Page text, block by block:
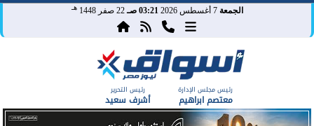
الجمعة 7 أغسطس 2026 03:21 صـ 22 صفر 1448 هـ
رئيس مجلس الإدارة
معتصم ابراهيم
رئيس التحرير
أشرف سعيد